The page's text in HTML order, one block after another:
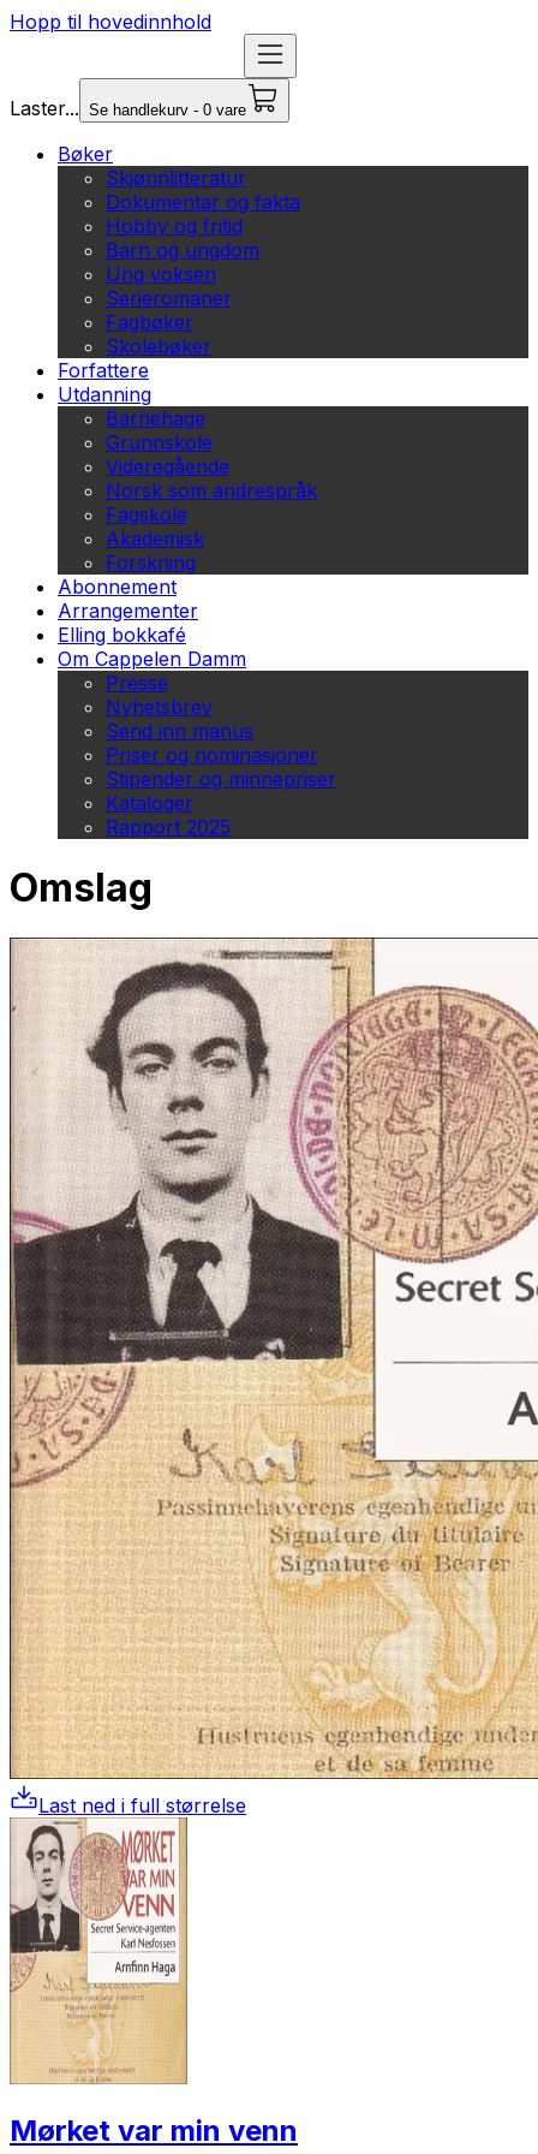
Hopp til hovedinnhold
Laster... Se handlekurv - 0 vare
Bøker
Skjønnlitteratur
Dokumentar og fakta
Hobby og fritid
Barn og ungdom
Ung voksen
Serieromaner
Fagbøker
Skolebøker
Forfattere
Utdanning
Barnehage
Grunnskole
Videregående
Norsk som andrespråk
Fagskole
Akademisk
Forskning
Abonnement
Arrangementer
Elling bokkafé
Om Cappelen Damm
Presse
Nyhetsbrev
Send inn manus
Priser og nominasjoner
Stipender og minnepriser
Kataloger
Rapport 2025
Omslag
Last ned i full størrelse
Mørket var min venn